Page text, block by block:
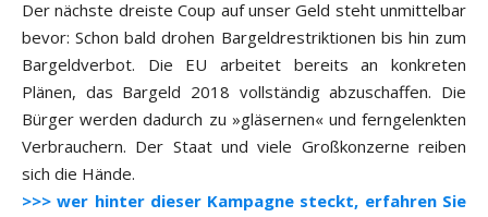
Der nächste dreiste Coup auf unser Geld steht unmittelbar
bevor: Schon bald drohen Bargeldrestriktionen bis hin zum
Bargeldverbot. Die EU arbeitet bereits an konkreten
Plänen, das Bargeld 2018 vollständig abzuschaffen. Die
Bürger werden dadurch zu »gläsernen« und ferngelenkten
Verbrauchern. Der Staat und viele Großkonzerne reiben
sich die Hände.
>>> wer hinter dieser Kampagne steckt, erfahren Sie